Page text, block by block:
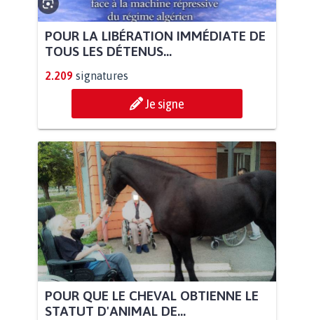
POUR LA LIBÉRATION IMMÉDIATE DE
TOUS LES DÉTENUS...
2.209 signatures
Je signe
POUR QUE LE CHEVAL OBTIENNE LE
STATUT D'ANIMAL DE...